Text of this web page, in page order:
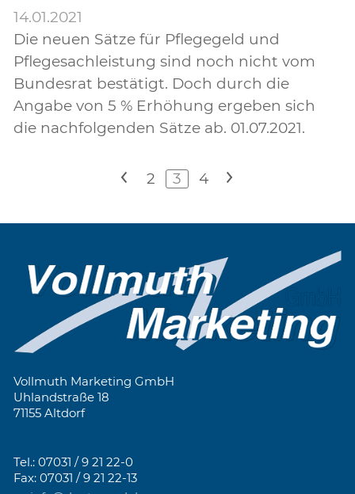
14.01.2021
Die neuen Sätze für Pflegegeld und
Pflegesachleistung sind noch nicht vom
Bundesrat bestätigt. Doch durch die
Angabe von 5 % Erhöhung ergeben sich
die nachfolgenden Sätze ab. 01.07.2021.
< 2 3 4 >
Vollmuth Marketing GmbH
Uhlandstraße 18
71155 Altdorf
Tel.: 07031 / 9 21 22-0
Fax: 07031 / 9 21 22-13